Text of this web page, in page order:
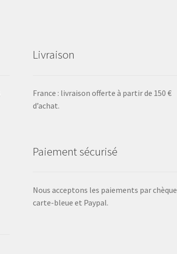
Livraison
France : livraison offerte à partir de 150 €
d’achat.
Paiement sécurisé
Nous acceptons les paiements par chèque
carte-bleue et Paypal.